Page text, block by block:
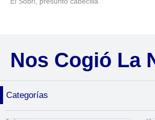
Nos Cogió La
Categorías